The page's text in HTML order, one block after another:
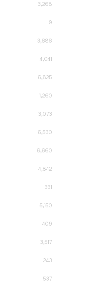
3,268
9
3,686
4,041
6,825
1,260
3,073
6,530
6,660
4,842
331
5,150
409
3,517
243
537